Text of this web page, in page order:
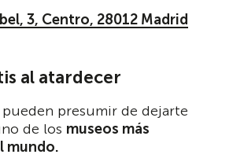
3, Centro, 28012 Madrid
al atardecer
pueden presumir de dejarte
de los museos más
mundo.